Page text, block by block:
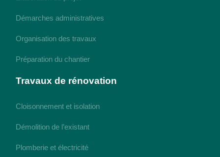
Démarches administratives
Organisation des travaux
Préparation du chantier
Travaux de rénovation
Cloisonnement et isolation
Démolition de l’existant
Plomberie et électricité